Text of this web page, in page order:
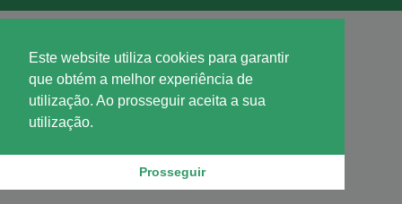
Este website utiliza cookies para garantir
que obtém a melhor experiência de
utilização. Ao prosseguir aceita a sua
utilização.
Prosseguir